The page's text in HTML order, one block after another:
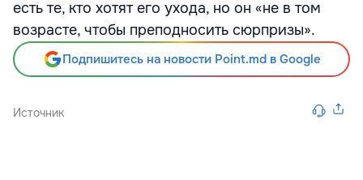
есть те, кто хотят его ухода, но он «не в том
возрасте, чтобы преподносить сюрпризы».
Подпишитесь на новости Point.md в Google
Источник